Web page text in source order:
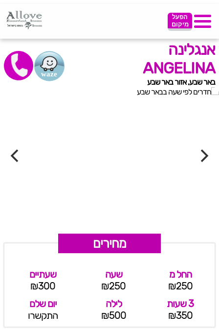
הפעל
מיקום
אנגלינה
ANGELINA
באר שבע, אזור באר שבע
מחירים
החל מ
₪250
שעה
₪250
שעתיים
₪300
3 שעות
₪350
לילה
₪500
יום שלם
התקשרו